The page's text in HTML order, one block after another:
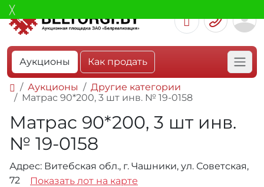
Аукционы Как продать
Аукционы
Другие категории
Матрас 90*200, 3 шт инв. № 19-0158
Матрас 90*200, 3 шт инв.
№ 19-0158
Адрес: Витебская обл., г. Чашники, ул. Советская,
72
Показать лот на карте